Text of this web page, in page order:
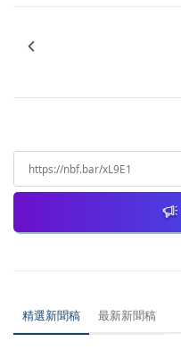
精選新聞稿 最新新聞稿